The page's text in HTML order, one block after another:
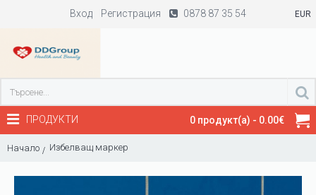
Вход Регистрация 0878 87 35 54 EUR
0 продукт(а) - 0.00€
ПРОДУКТИ
Начало Избелващ маркер